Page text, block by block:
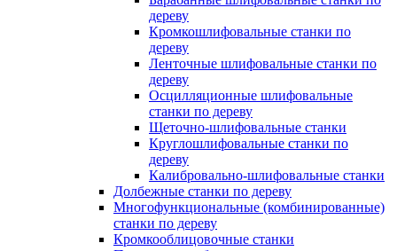
дереву
Кромкошлифовальные станки по
дереву
Ленточные шлифовальные станки по
дереву
Осцилляционные шлифовальные
станки по дереву
Щеточно-шлифовальные станки
Круглошлифовальные станки по
дереву
Калибровально-шлифовальные станки
Долбежные станки по дереву
Многофункциональные (комбинированные)
станки по дереву
Кромкооблицовочные станки